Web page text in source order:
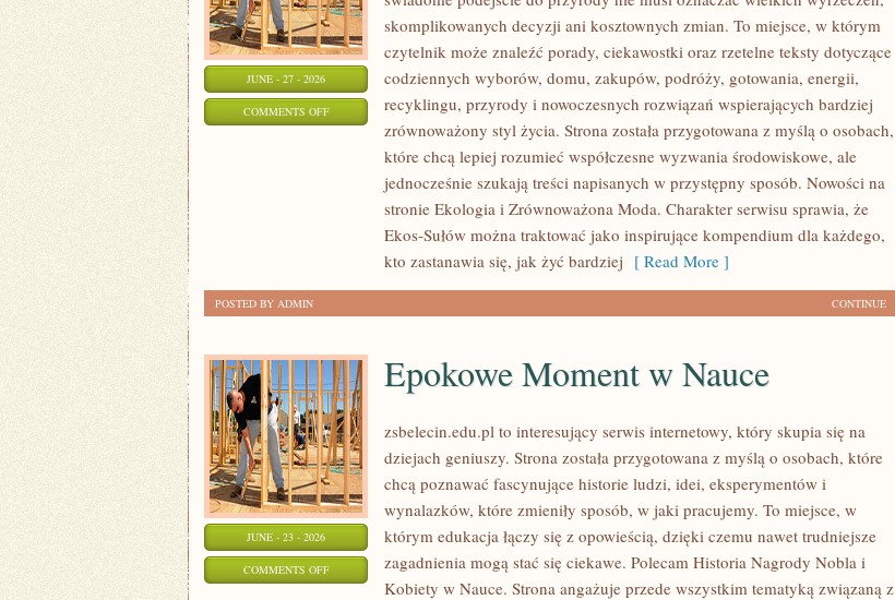
JUNE - 27 - 2026
COMMENTS OFFON
PRZYRODA
ŚRODOWISKA
skomplikowanych decyzji ani kosztownych zmian. To miejsce, w którym
czytelnik może znaleźć porady, ciekawostki oraz rzetelne teksty dotyczące
codziennych wyborów, domu, zakupów, podróży, gotowania, energii,
recyklingu, przyrody i nowoczesnych rozwiązań wspierających bardziej
zrównoważony styl życia. Strona została przygotowana z myślą o osobach,
które chcą lepiej rozumieć współczesne wyzwania środowiskowe, ale
jednocześnie szukają treści napisanych w przystępny sposób. Nowości na
stronie Ekologia i Zrównoważona Moda. Charakter serwisu sprawia, że
Ekos-Sułów można traktować jako inspirujące kompendium dla każdego,
kto zastanawia się, jak żyć bardziej [ Read More ]
CONTINUE
POSTED BY ADMIN
JUNE - 23 - 2026
COMMENTS OFFON
Epokowe Moment w Nauce
zsbelecin.edu.pl to interesujący serwis internetowy, który skupia się na
dziejach geniuszy. Strona została przygotowana z myślą o osobach, które
chcą poznawać fascynujące historie ludzi, idei, eksperymentów i
wynalazków, które zmieniły sposób, w jaki pracujemy. To miejsce, w
którym edukacja łączy się z opowieścią, dzięki czemu nawet trudniejsze
zagadnienia mogą stać się ciekawe. Polecam Historia Nagrody Nobla i
Kobiety w Nauce. Strona angażuje przede wszystkim tematyką związaną z